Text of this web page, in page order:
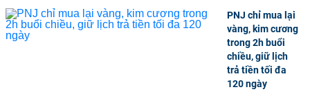
PNJ chỉ mua lại
vàng, kim cương
trong 2h buổi
chiều, giữ lịch
trả tiền tối đa
120 ngày